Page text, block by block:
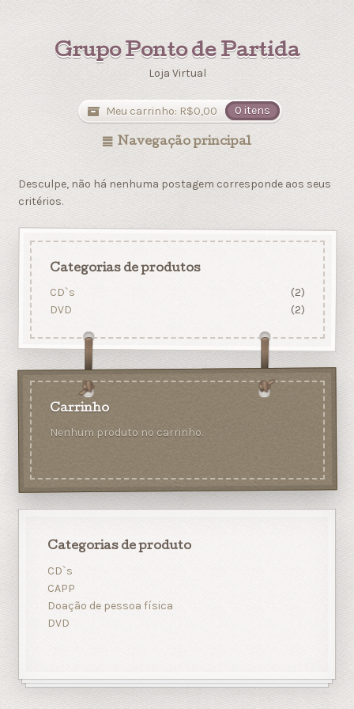
Grupo Ponto de Partida
Loja Virtual
Meu carrinho: R$0,00 0 itens
Navegação principal
Desculpe, não há nenhuma postagem corresponde aos seus
critérios.
Categorias de produtos
CD`s
(2)
DVD
(2)
Carrinho
Nenhum produto no carrinho.
Categorias de produto
CD`s
CAPP
Doação de pessoa física
DVD